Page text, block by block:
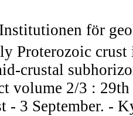
för
Proterozoic crust
crustal
volume 2/3 :
- 3 September. -